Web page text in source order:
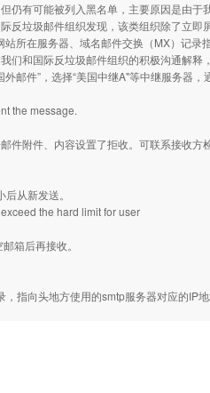
仍有可能被列入黑名单，主要原因是由
反垃圾邮件组织发现，该类组织除了立
所在服务器、域名邮件交换（MX）记录
和国际反垃圾邮件组织的积极沟通解释
邮件”，选择“美国中继A"等中继服务器
the message.
附件、内容设置了拒收。可联系接收方
从新发送。
the hard limit for user
箱后再接收。
指向头地方使用的smtp服务器对应的IP